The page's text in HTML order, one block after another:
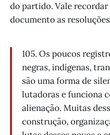
do partido. Vale
documento as resoluções
105. Os poucos
negras, indígenas,
são uma forma de
lutadoras e funciona
alienação. Muitas
construção,